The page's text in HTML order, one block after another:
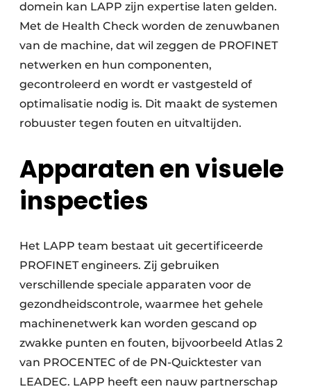
domein kan LAPP zijn expertise laten gelden.
Met de Health Check worden de zenuwbanen
van de machine, dat wil zeggen de PROFINET
netwerken en hun componenten,
gecontroleerd en wordt er vastgesteld of
optimalisatie nodig is. Dit maakt de systemen
robuuster tegen fouten en uitvaltijden.
Apparaten en visuele
inspecties
Het LAPP team bestaat uit gecertificeerde
PROFINET engineers. Zij gebruiken
verschillende speciale apparaten voor de
gezondheidscontrole, waarmee het gehele
machinenetwerk kan worden gescand op
zwakke punten en fouten, bijvoorbeeld Atlas 2
van PROCENTEC of de PN-Quicktester van
LEADEC. LAPP heeft een nauw partnerschap